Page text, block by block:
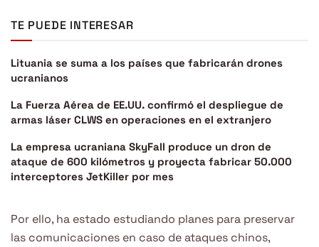
TE PUEDE INTERESAR
Lituania se suma a los países que fabricarán drones
ucranianos
La Fuerza Aérea de EE.UU. confirmó el despliegue de
armas láser CLWS en operaciones en el extranjero
La empresa ucraniana SkyFall produce un dron de
ataque de 600 kilómetros y proyecta fabricar 50.000
interceptores JetKiller por mes
Por ello, ha estado estudiando planes para preservar
las comunicaciones en caso de ataques chinos,